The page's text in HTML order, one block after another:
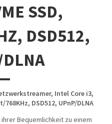
SSD,
DSD512,
Intel Core i3,
DSD512, UPnP/DLNA
Bequemlichkeit zu einem